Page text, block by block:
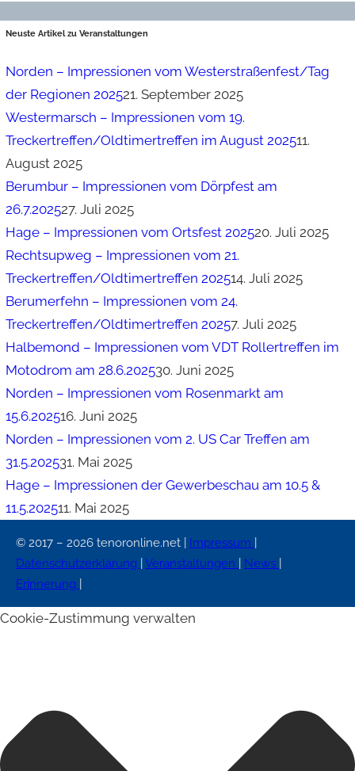
Neuste Artikel zu Veranstaltungen
Norden – Impressionen vom Westerstraßenfest/Tag
der Regionen 202521. September 2025
Westermarsch – Impressionen vom 19.
Treckertreffen/Oldtimertreffen im August 202511.
August 2025
Berumbur – Impressionen vom Dörpfest am
26.7.202527. Juli 2025
Hage – Impressionen vom Ortsfest 202520. Juli 2025
Rechtsupweg – Impressionen vom 21.
Treckertreffen/Oldtimertreffen 202514. Juli 2025
Berumerfehn – Impressionen vom 24.
Treckertreffen/Oldtimertreffen 20257. Juli 2025
Halbemond – Impressionen vom VDT Rollertreffen im
Motodrom am 28.6.202530. Juni 2025
Norden – Impressionen vom Rosenmarkt am
15.6.202516. Juni 2025
Norden – Impressionen vom 2. US Car Treffen am
31.5.202531. Mai 2025
Hage – Impressionen der Gewerbeschau am 10.5 &
11.5.202511. Mai 2025
© 2017 – 2026 tenoronline.net | Impressum
Datenschutzerklärung
Veranstaltungen News
Erinnerung
Cookie-Zustimmung verwalten